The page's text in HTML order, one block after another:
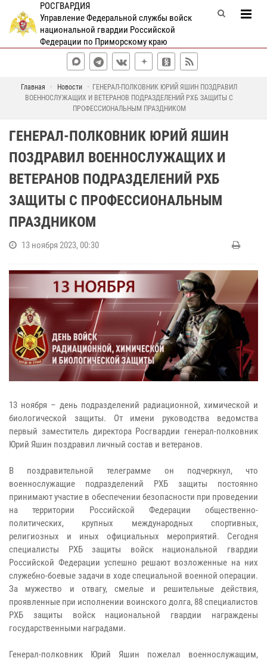
РОСГВАРДИЯ
Управление Федеральной службы войск
национальной гвардии Российской
Федерации по Приморскому краю
Главная Новости
ГЕНЕРАЛ-ПОЛКОВНИК ЮРИЙ ЯШИН ПОЗДРАВИЛ
ВОЕННОСЛУЖАЩИХ И ВЕТЕРАНОВ ПОДРАЗДЕЛЕНИЙ РХБ ЗАЩИТЫ С
ПРОФЕССИОНАЛЬНЫМ ПРАЗДНИКОМ
ГЕНЕРАЛ-ПОЛКОВНИК ЮРИЙ ЯШИН
ПОЗДРАВИЛ ВОЕННОСЛУЖАЩИХ И
ВЕТЕРАНОВ ПОДРАЗДЕЛЕНИЙ РХБ
ЗАЩИТЫ С ПРОФЕССИОНАЛЬНЫМ
ПРАЗДНИКОМ
13 ноября 2023, 00:30
13 ноября – день подразделений радиационной, химической и
биологической защиты. От имени руководства ведомства
первый заместитель директора Росгвардии генерал-полковник
Юрий Яшин поздравил личный состав и ветеранов.
В поздравительной телеграмме он подчеркнул, что
военнослужащие подразделений РХБ защиты постоянно
принимают участие в обеспечении безопасности при проведении
на территории Российской Федерации общественно-
политических, крупных международных спортивных,
религиозных и иных официальных мероприятий. Сегодня
специалисты РХБ защиты войск национальной гвардии
Российской Федерации успешно решают возложенные на них
служебно-боевые задачи в ходе специальной военной операции.
За мужество и отвагу, смелые и решительные действия,
проявленные при исполнении воинского долга, 88 специалистов
РХБ защиты войск национальной гвардии награждены
государственными наградами.
Генерал-полковник Юрий Яшин пожелал военнослужащим,